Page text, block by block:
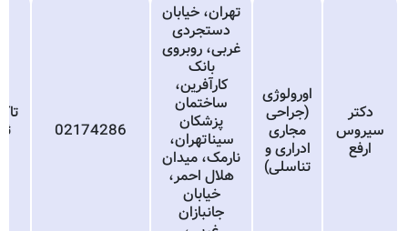
دکتر
سیروس
ارفع
اورولوژی
(جراحی
مجاری
ادراری و
تناسلی)
تهران، خیابان
دستجردی
غربی، روبروی
بانک
کارآفرین،
ساختمان
پزشکان
سیناتهران،
نارمک، میدان
هلال احمر،
خیابان
جانبازان
02174286